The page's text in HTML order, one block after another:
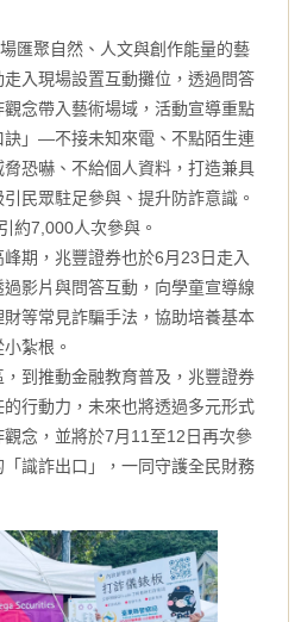
聚自然、人文與創作能量的藝
入現場設置互動攤位，透過問答
念帶入藝術場域，活動宣導重點
訣」—不接未知來電、不點陌生連
恐嚇、不給個人資料，打造兼具
民眾駐足參與、提升防詐意識。
約7,000人次參與。
，兆豐證券也於6月23日走入
影片與問答互動，向學童宣導線
財等常見詐騙手法，協助培養基本
紮根。
到推動金融教育普及，兆豐證券
行動力，未來也將透過多元形式
念，並將於7月11至12日再次參
識詐出口」，一同守護全民財務